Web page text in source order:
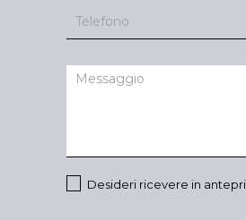
Desideri ricevere in